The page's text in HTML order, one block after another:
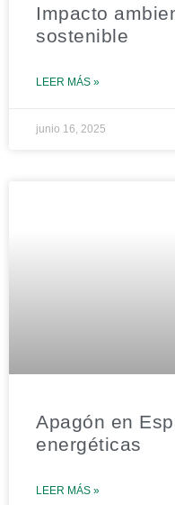
Impacto
sostenible
LEER MÁS »
junio 16, 2025
Apagón en
energéticas
LEER MÁS »